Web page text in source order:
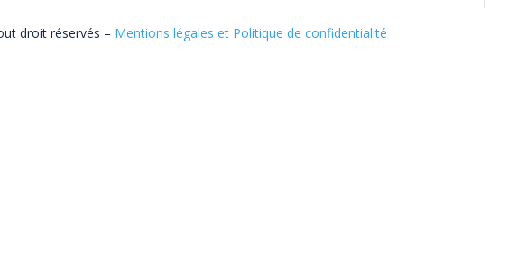
droit réservés – Mentions légales et Politique de confidentialité